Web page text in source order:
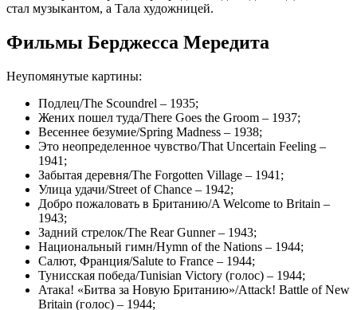
стал музыкантом, а Тала художницей.
Фильмы Берджесса Мередита
Неупомянутые картины:
Подлец/The Scoundrel – 1935;
Жених пошел туда/There Goes the Groom – 1937;
Весеннее безумие/Spring Madness – 1938;
Это неопределенное чувство/That Uncertain Feeling –
1941;
Забытая деревня/The Forgotten Village – 1941;
Улица удачи/Street of Chance – 1942;
Добро пожаловать в Британию/A Welcome to Britain –
1943;
Задний стрелок/The Rear Gunner – 1943;
Национальный гимн/Hymn of the Nations – 1944;
Салют, Франция/Salute to France – 1944;
Тунисская победа/Tunisian Victory (голос) – 1944;
Атака! «Битва за Новую Британию»/Attack! Battle of New
Britain (голос) – 1944;